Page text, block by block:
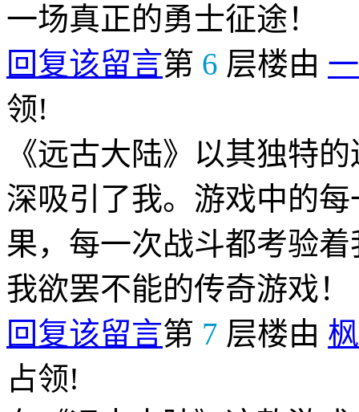
一场真正的勇士征途！
回复该留言第 6 层楼由
领!
《远古大陆》以其独特
深吸引了我。游戏中的
果，每一次战斗都考验
我欲罢不能的传奇游戏！
回复该留言第 7 层楼由
占领!